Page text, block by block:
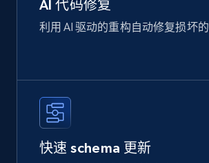
AI 代码修复
利用 AI 驱动的重构自动修复损坏
快速 schema 更新